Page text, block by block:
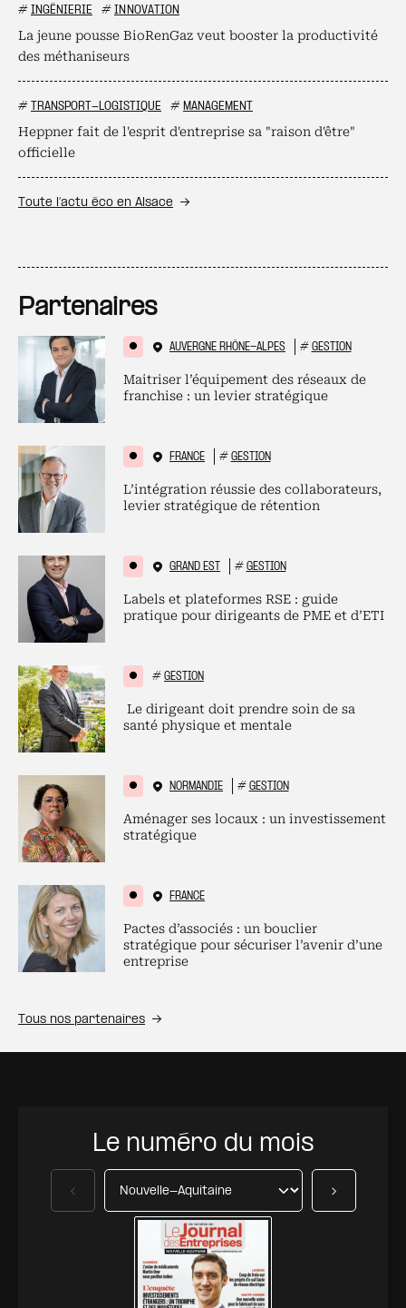
# INGÉNIERIE # INNOVATION
La jeune pousse BioRenGaz veut booster la productivité
des méthaniseurs
# TRANSPORT-LOGISTIQUE # MANAGEMENT
Heppner fait de l'esprit d'entreprise sa "raison d'être"
officielle
Toute l’actu éco en Alsace
Partenaires
AUVERGNE RHÔNE-ALPES # GESTION
Maitriser l’équipement des réseaux de
franchise : un levier stratégique
FRANCE # GESTION
L’intégration réussie des collaborateurs,
levier stratégique de rétention
GRAND EST # GESTION
Labels et plateformes RSE : guide
pratique pour dirigeants de PME et d’ETI
# GESTION
Le dirigeant doit prendre soin de sa
santé physique et mentale
NORMANDIE # GESTION
Aménager ses locaux : un investissement
stratégique
FRANCE
Pactes d’associés : un bouclier
stratégique pour sécuriser l’avenir d’une
entreprise
Tous nos partenaires
Le numéro du mois
Précédent Suivant